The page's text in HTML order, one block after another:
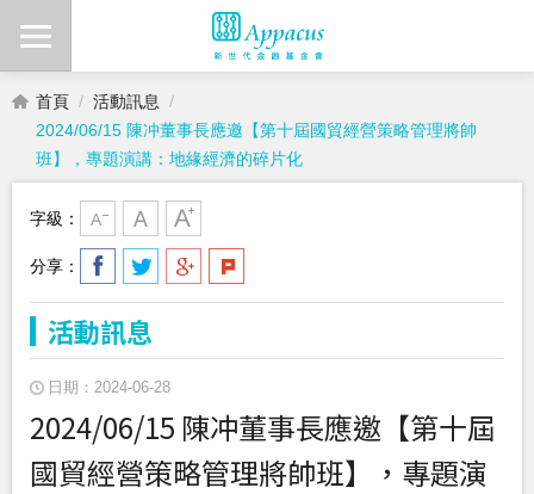
首頁
活動訊息
2024/06/15 陳冲董事長應邀【第十屆國貿經營策略管理將帥
班】，專題演講：地緣經濟的碎片化
字級：
分享：
活動訊息
日期：2024-06-28
2024/06/15 陳冲董事長應邀【第十屆
國貿經營策略管理將帥班】，專題演